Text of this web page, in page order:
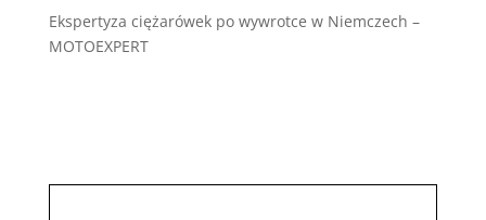
Ekspertyza ciężarówek po wywrotce w Niemczech –
MOTOEXPERT